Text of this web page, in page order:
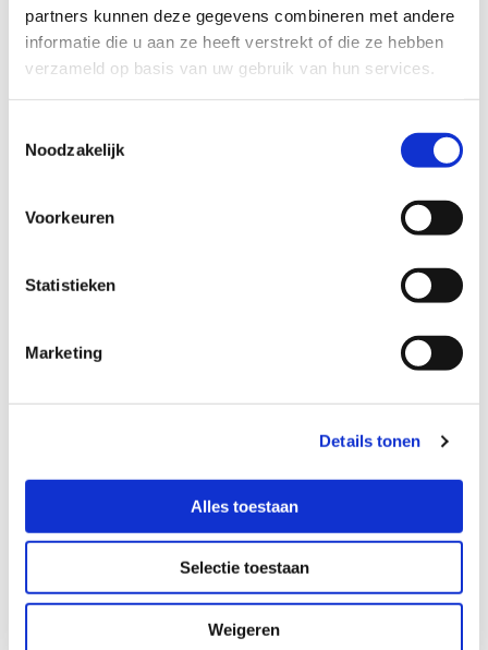
partners kunnen deze gegevens combineren met andere
informatie die u aan ze heeft verstrekt of die ze hebben
verzameld op basis van uw gebruik van hun services.
Noodzakelijk
Voorkeuren
Statistieken
Marketing
Details tonen
Alles toestaan
Selectie toestaan
Weigeren